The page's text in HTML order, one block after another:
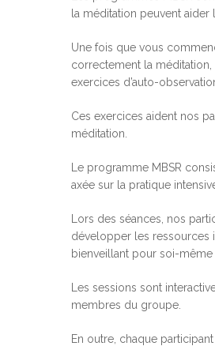
Hit enter to
la méditation peuvent
Une fois que vous
correctement la
exercices d’auto-
Ces exercices aident nos
méditation.
Le programme MBSR
axée sur la pratique
Lors des séances, nos
développer les ressources
bienveillant pour soi-même
Les sessions sont
membres du groupe.
En outre, chaque